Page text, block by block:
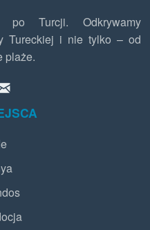
po Turcji. Odkrywamy
Tureckiej i nie tylko – od
plaże.